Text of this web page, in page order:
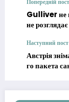
Gulliver не
не
Наступний пост
Австрія
го пакета